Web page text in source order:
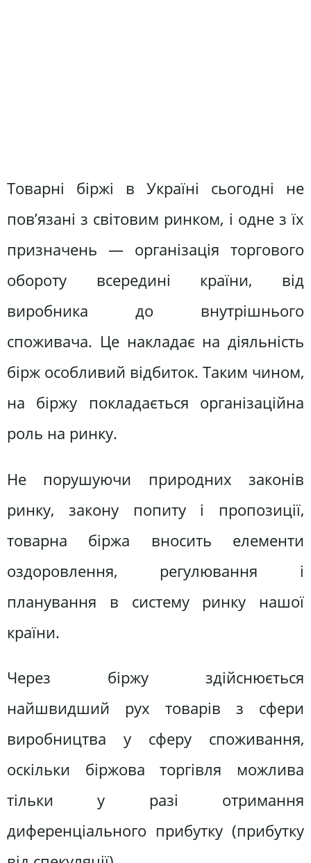
Товарні біржі в Україні сьогодні не
пов’язані з світовим ринком, і одне з їх
призначень — організація торгового
обороту всередині країни, від
виробника до внутрішнього
споживача. Це накладає на діяльність
бірж особливий відбиток. Таким чином,
на біржу покладається організаційна
роль на ринку.
Не порушуючи природних законів
ринку, закону попиту і пропозиції,
товарна біржа вносить елементи
оздоровлення, регулювання і
планування в систему ринку нашої
країни.
Через біржу здійснюється
найшвидший рух товарів з сфери
виробництва у сферу споживання,
оскільки біржова торгівля можлива
тільки у разі отримання
диференціального прибутку (прибутку